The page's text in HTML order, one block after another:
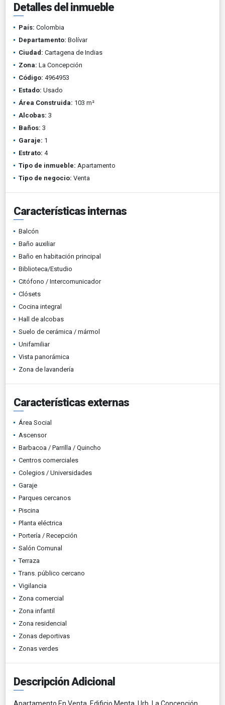
Detalles del inmueble
País: Colombia
Departamento: Bolívar
Ciudad: Cartagena de Indias
Zona: La Concepción
Código: 4964953
Estado: Usado
Área Construida: 103 m²
Alcobas: 3
Baños: 3
Garaje: 1
Estrato: 4
Tipo de inmueble: Apartamento
Tipo de negocio: Venta
Características internas
Balcón
Baño auxiliar
Baño en habitación principal
Biblioteca/Estudio
Citófono / Intercomunicador
Clósets
Cocina integral
Hall de alcobas
Suelo de cerámica / mármol
Unifamiliar
Vista panorámica
Zona de lavandería
Características externas
Área Social
Ascensor
Barbacoa / Parrilla / Quincho
Centros comerciales
Colegios / Universidades
Garaje
Parques cercanos
Piscina
Planta eléctrica
Portería / Recepción
Salón Comunal
Terraza
Trans. público cercano
Vigilancia
Zona comercial
Zona infantil
Zona residencial
Zonas deportivas
Zonas verdes
Descripción Adicional